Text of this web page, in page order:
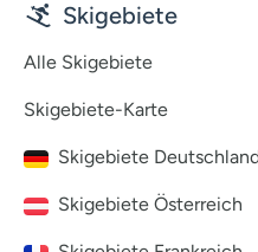
Skigebiete
Alle Skigebiete
Skigebiete-Karte
Skigebiete
Skigebiete Österreich